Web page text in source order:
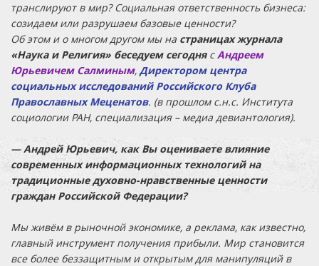
транслируют в мир? Социальная ответственность бизнеса:
созидаем или разрушаем базовые ценности?
Об этом и о многом другом мы на страницах журнала
«Наука и Религия» беседуем сегоднясАндреем
Юрьевичем Салминым, Директором центра
социальных исследований Российского Клуба
Православных Меценатов. (в прошлом с.н.с. Института
социологии РАН, специализация – медиа девиантология).
— Андрей Юрьевич, как Вы оцениваете влияние
современных информационных технологий на
традиционные духовно-нравственные ценности
граждан Российской Федерации?
Мы живём в рыночной экономике, а реклама, как известно,
главный инструмент получения прибыли. Мир становится
все более беззащитным и открытым для манипуляций в